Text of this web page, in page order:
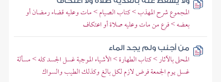
المجموع شرح المهذب > كتاب الصيام > مات وعليه قضاء رمضان أو
بعضه > فرع من مات وعليه صلاة أو اعتكاف
من أجنب ولم يجد الماء
المحلى بالآثار > كتاب الطهارة > الأشياء الموجبة غسل الجسد كله > مسألة
غسل يوم الجمعة فرض لازم لكل بالغ وكذلك الطيب والسواك